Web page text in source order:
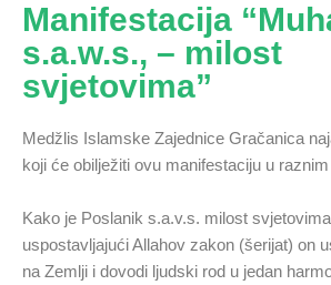
Manifestacija
s.a.w.s., – milost
svjetovima”
Medžlis Islamske Zajednice Gračanica
koji će obilježiti ovu manifestaciju u
Kako je Poslanik s.a.v.s. milost
uspostavljajući Allahov zakon (šerijat) on
na Zemlji i dovodi ljudski rod u jedan